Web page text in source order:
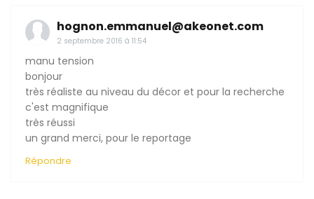
hognon.emmanuel@akeonet.com
2 septembre 2016 à 11:54
manu tension
bonjour
très réaliste au niveau du décor et pour la recherche
c'est magnifique
très réussi
un grand merci, pour le reportage
Répondre